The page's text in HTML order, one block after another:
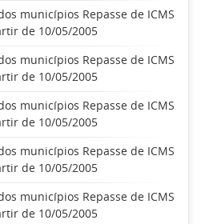
municípios Repasse de ICMS
de 10/05/2005
municípios Repasse de ICMS
de 10/05/2005
municípios Repasse de ICMS
de 10/05/2005
municípios Repasse de ICMS
de 10/05/2005
municípios Repasse de ICMS
de 10/05/2005